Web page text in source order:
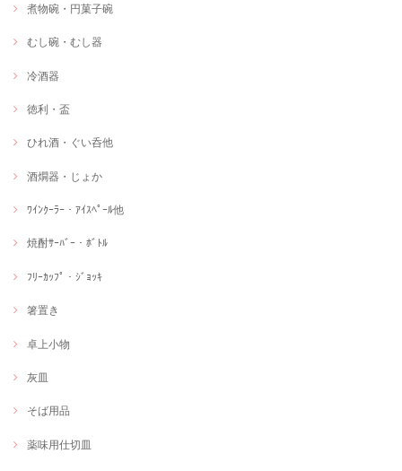
煮物碗・円菓子碗
むし碗・むし器
冷酒器
徳利・盃
ひれ酒・ぐい呑他
酒燗器・じょか
ﾜｲﾝｸｰﾗｰ・ｱｲｽﾍﾟｰﾙ他
焼酎ｻｰﾊﾞｰ・ﾎﾞﾄﾙ
ﾌﾘｰｶｯﾌﾟ・ｼﾞｮｯｷ
箸置き
卓上小物
灰皿
そば用品
薬味用仕切皿